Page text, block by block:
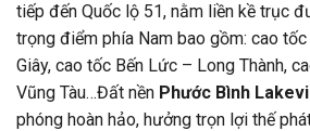
tiếp đến Quốc lộ 51, nằm liền kề trục
trọng điểm phía Nam bao gồm: cao
Giây, cao tốc Bến Lức – Long Thành,
Vũng Tàu…Đất nền Phước Bình
phóng hoàn hảo, hưởng trọn lợi thế